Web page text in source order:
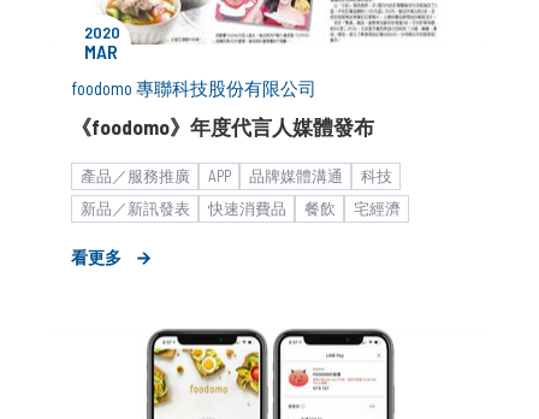
2020
MAR
foodomo 專聯科技股份有限公司
《foodomo》年度代言人媒體發布
產品／服務推廣 APP 品牌媒體溝通
科技
新品／新訊發表
快速消費品 餐飲
宅經濟
藝人合作
看更多